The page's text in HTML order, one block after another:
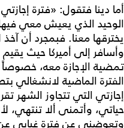
أما دينا فتقول: «فترة
الوحيد الذي يعيش معي
يخترقها معنا. فبمجرد أن
وأسافر إلى أميركا حيث
تمضية الإجازة معه،
الفترة الماضية لانشغالي
إجازتي التي تتجاوز الشهر
حياتي، وأتمنى ألا تنتهي،
وتعوضني عن فترة غيابي